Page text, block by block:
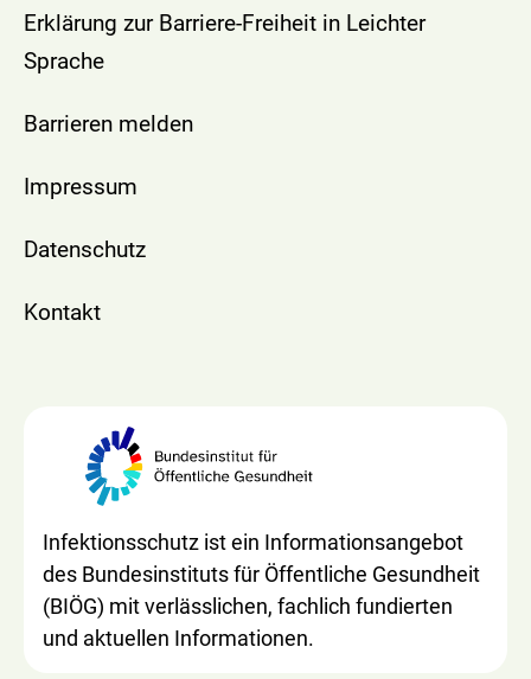
Erklärung zur Barriere-Freiheit in Leichter
Sprache
Barrieren melden
Impressum
Datenschutz
Kontakt
Infektionsschutz ist ein Informationsangebot
des Bundesinstituts für Öffentliche Gesundheit
(BIÖG) mit verlässlichen, fachlich fundierten
und aktuellen Informationen.